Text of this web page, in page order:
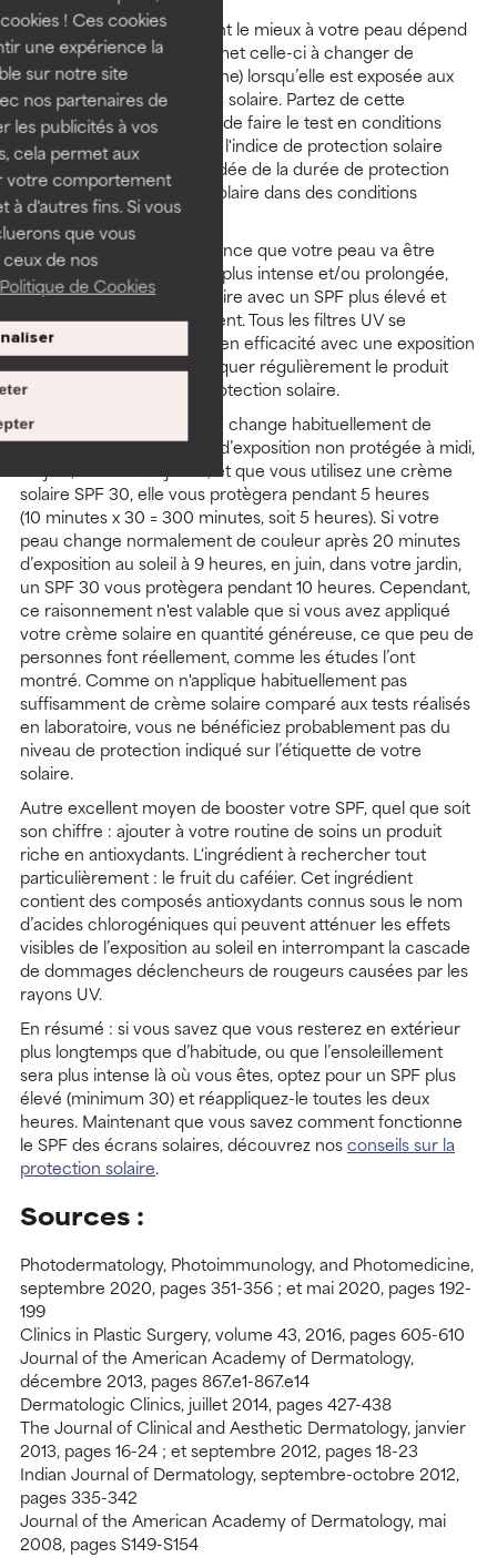
! Ces cookies
une expérience la
sur notre site
nos partenaires de
les publicités à vos
cela permet aux
votre comportement
à d'autres fins. Si vous
que vous
de nos
Politique de Cookies
Trouver le SPF qui convient le mieux à votre peau dépend
avant tout du temps que met celle-ci à changer de
couleur (rouge, hâlée, brune) lorsqu’elle est exposée aux
rayons UV sans protection solaire. Partez de cette
estimation chiffrée (évitez de faire le test en conditions
réelles) et multipliez-la par l'indice de protection solaire
pour avoir une première idée de la durée de protection
offerte par votre crème solaire dans des conditions
normales.
Lorsque vous savez à l’avance que votre peau va être
exposée aux UV de façon plus intense et/ou prolongée,
choisissez une crème solaire avec un SPF plus élevé et
réappliquez-la fréquemment. Tous les filtres UV se
décomposent et perdent en efficacité avec une exposition
continue au soleil. Réappliquer régulièrement le produit
permet de maintenir la protection solaire.
Par exemple, si votre peau change habituellement de
couleur après 10 minutes d’exposition non protégée à midi,
en juin, dans votre jardin, et que vous utilisez une crème
solaire SPF 30, elle vous protègera pendant 5 heures
(10 minutes x 30 = 300 minutes, soit 5 heures). Si votre
peau change normalement de couleur après 20 minutes
d’exposition au soleil à 9 heures, en juin, dans votre jardin,
un SPF 30 vous protègera pendant 10 heures. Cependant,
ce raisonnement n'est valable que si vous avez appliqué
votre crème solaire en quantité généreuse, ce que peu de
personnes font réellement, comme les études l’ont
montré. Comme on n'applique habituellement pas
suffisamment de crème solaire comparé aux tests réalisés
en laboratoire, vous ne bénéficiez probablement pas du
niveau de protection indiqué sur l’étiquette de votre
solaire.
Autre excellent moyen de booster votre SPF, quel que soit
son chiffre : ajouter à votre routine de soins un produit
riche en antioxydants. L'ingrédient à rechercher tout
particulièrement : le fruit du caféier. Cet ingrédient
contient des composés antioxydants connus sous le nom
d’acides chlorogéniques qui peuvent atténuer les effets
visibles de l’exposition au soleil en interrompant la cascade
de dommages déclencheurs de rougeurs causées par les
rayons UV.
En résumé : si vous savez que vous resterez en extérieur
plus longtemps que d’habitude, ou que l’ensoleillement
sera plus intense là où vous êtes, optez pour un SPF plus
élevé (minimum 30) et réappliquez-le toutes les deux
heures. Maintenant que vous savez comment fonctionne
le SPF des écrans solaires, découvrez nosconseils sur la
protection solaire.
Sources :
Photodermatology, Photoimmunology, and Photomedicine,
septembre 2020, pages 351-356 ; et mai 2020, pages 192-
199
Clinics in Plastic Surgery, volume 43, 2016, pages 605-610
Journal of the American Academy of Dermatology,
décembre 2013, pages 867.e1-867.e14
Dermatologic Clinics, juillet 2014, pages 427-438
The Journal of Clinical and Aesthetic Dermatology, janvier
2013, pages 16-24 ; et septembre 2012, pages 18-23
Indian Journal of Dermatology, septembre-octobre 2012,
pages 335-342
Journal of the American Academy of Dermatology, mai
2008, pages S149-S154